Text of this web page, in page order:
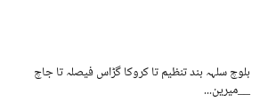
بلوچ سلہہ بند تنظیم تا کروکا گڑاس فیصلہ تا جاچ
__میرین...